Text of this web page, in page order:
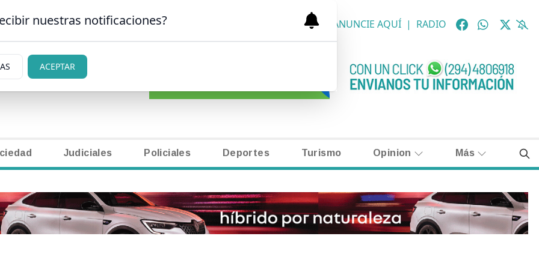
DE BARILOCHE CLASIFICADOS NECROLÓGICAS ANUNCIE AQUÍ | RADIO
Judiciales Policiales Deportes Turismo Opinion Más
nuestras notificaciones?
ACEPTAR